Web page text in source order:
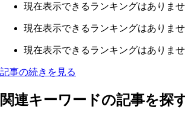
現在表示できるランキングはありませ
現在表示できるランキングはありませ
現在表示できるランキングはありませ
記事の続きを見る
関連キーワードの記事を探